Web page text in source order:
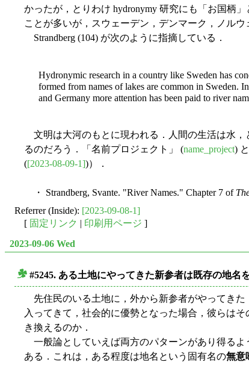
かったが，とりわけ hydronymy 研究にも「お国柄
ことが多いが，スウェーデン，デンマーク，ノル
Strandberg (104) が次のように指摘している．
Hydronymic research in a country like Sweden has
formed from names of lakes are common in Sweden.
and Germany more attention has been paid to river
文明は大河のもとに現われる．人間の生活は水，
るのだろう．「名前プロジェクト」 (name_project)
([2023-08-09-1])）．
・ Strandberg, Svante. "River Names." Chapter 7 of
Referrer (Inside): [2023-09-08-1]
[ 固定リンク | 印刷用ページ ]
2023-09-06 Wed
#5245. ある土地にやってきた新参者は既存の地名
先住民のいる土地に，外から新参者がやってきた
入ってきて，社会的に優勢となった場合，彼らは
き換えるのか．
一般論としていえば両方のパターンがあり得るよ
ある．これは，ある程度は地名という固有名の無意